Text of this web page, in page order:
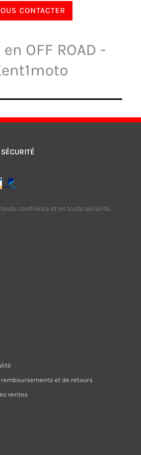
CONTACTER
OFF ROAD -
et de retours
ventes
confiance et en toute sécurité.